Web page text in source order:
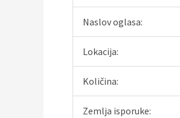
Naslov oglasa:
Lokacija:
Količina:
Zemlja isporuke: